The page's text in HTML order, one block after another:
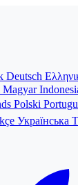
Deutsch
Magyar
Polski
Українська